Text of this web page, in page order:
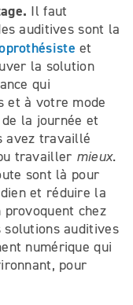
Il faut
auditives sont la
et
la solution
qui
et à votre mode
la journée et
avez travaillé
travailler mieux.
sont là pour
et réduire la
provoquent chez
auditives
numérique qui
pour